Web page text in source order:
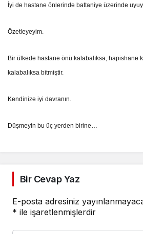
İyi de hastane önlerinde battaniye üzerinde
Özetleyeyim.
Bir ülkede hastane önü kalabalıksa, hapishane
kalabalıksa bitmiştir.
Kendinize iyi davranın.
Düşmeyin bu üç yerden birine…
Bir Cevap Yaz
E-posta adresiniz
* ile işaretlenmişlerdir